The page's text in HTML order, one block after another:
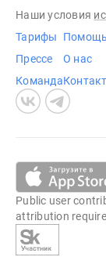
Наши условия
Тарифы
Прессе
Команда
Помощь
О нас
Public user
attribution